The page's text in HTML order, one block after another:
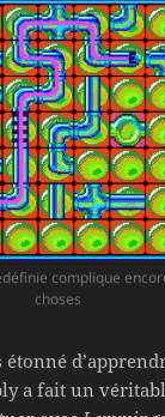
complique
choses
étonné
a fait un